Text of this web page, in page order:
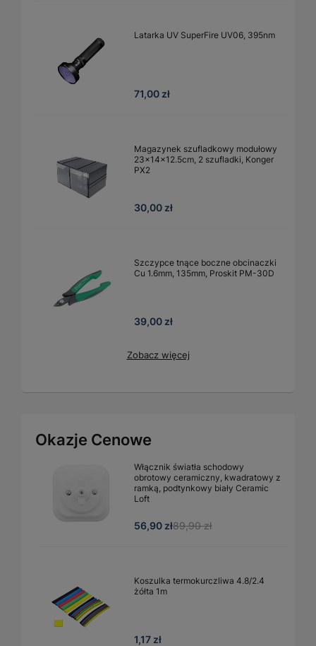
Latarka UV SuperFire UV06, 395nm
71,00 zł
Magazynek szufladkowy modułowy
23x14x12.5cm, 2 szufladki, Konger
PX2
30,00 zł
Szczypce tnące boczne obcinaczki
Cu 1.6mm, 135mm, Proskit PM-30D
39,00 zł
Zobacz więcej
Okazje Cenowe
Włącznik światła schodowy
obrotowy ceramiczny, kwadratowy z
ramką, podtynkowy biały Ceramic
Loft
56,90 zł89,90 zł
Koszulka termokurczliwa 4.8/2.4
żółta 1m
1,17 zł